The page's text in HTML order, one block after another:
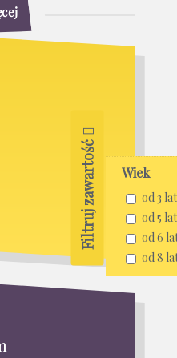
Filtruj zawartość Wiek
od 3 lat
od 5 lat
od 6
od 8